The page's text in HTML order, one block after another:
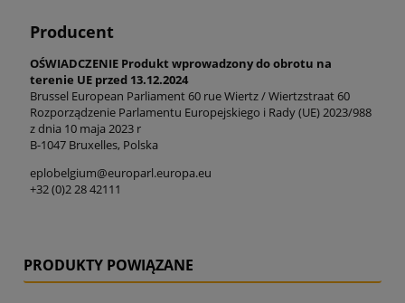
Producent
OŚWIADCZENIE Produkt wprowadzony do obrotu na
terenie UE przed 13.12.2024
Brussel European Parliament 60 rue Wiertz / Wiertzstraat 60
Rozporządzenie Parlamentu Europejskiego i Rady (UE) 2023/988
z dnia 10 maja 2023 r
B-1047 Bruxelles, Polska
eplobelgium@europarl.europa.eu
+32 (0)2 28 42111
PRODUKTY POWIĄZANE